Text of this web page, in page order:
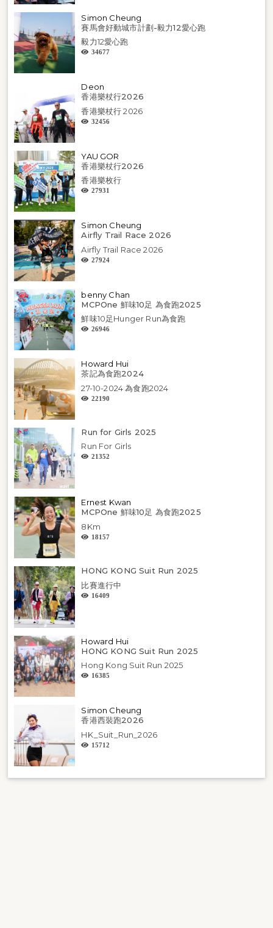
Simon Cheung
賽馬會好動城市計劃-毅力12愛心跑
毅力12愛心跑
34677
Deon
香港樂杖行2026
香港樂杖行 2026
32456
YAU GOR
香港樂杖行2026
香港樂枚行
27931
Simon Cheung
Airfly Trail Race 2026
Airfly Trail Race 2026
27924
benny Chan
MCPOne 鮮味10足 為食跑2025
鮮味10足Hunger Run為食跑
26946
Howard Hui
茶記為食跑2024
27-10-2024 為食跑2024
22190
Run for Girls 2025
Run For Girls
21352
Ernest Kwan
MCPOne 鮮味10足 為食跑2025
8Km
18157
HONG KONG Suit Run 2025
比賽進行中
16409
Howard Hui
HONG KONG Suit Run 2025
Hong Kong Suit Run 2025
16385
Simon Cheung
香港西裝跑2026
HK_Suit_Run_2026
15712